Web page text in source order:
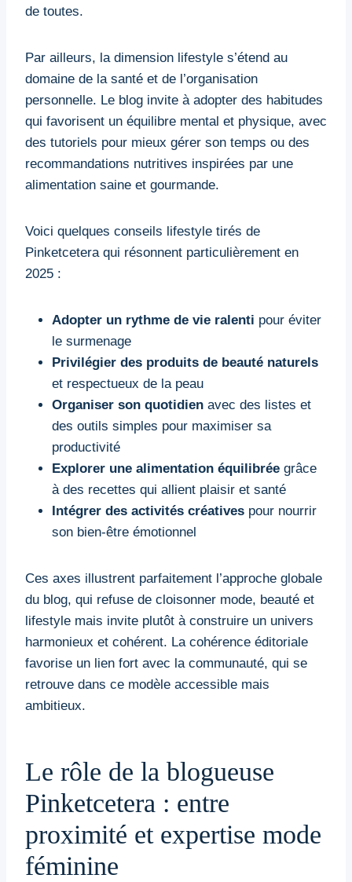
de toutes.
Par ailleurs, la dimension lifestyle s’étend au
domaine de la santé et de l’organisation
personnelle. Le blog invite à adopter des habitudes
qui favorisent un équilibre mental et physique, avec
des tutoriels pour mieux gérer son temps ou des
recommandations nutritives inspirées par une
alimentation saine et gourmande.
Voici quelques conseils lifestyle tirés de
Pinketcetera qui résonnent particulièrement en
2025 :
Adopter un rythme de vie ralenti pour éviter
le surmenage
Privilégier des produits de beauté naturels
et respectueux de la peau
Organiser son quotidien avec des listes et
des outils simples pour maximiser sa
productivité
Explorer une alimentation équilibrée grâce
à des recettes qui allient plaisir et santé
Intégrer des activités créatives pour nourrir
son bien-être émotionnel
Ces axes illustrent parfaitement l’approche globale
du blog, qui refuse de cloisonner mode, beauté et
lifestyle mais invite plutôt à construire un univers
harmonieux et cohérent. La cohérence éditoriale
favorise un lien fort avec la communauté, qui se
retrouve dans ce modèle accessible mais
ambitieux.
Le rôle de la blogueuse
Pinketcetera : entre
proximité et expertise mode
féminine